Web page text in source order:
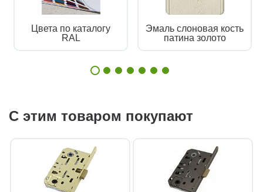
Цвета по каталогу
RAL
Эмаль слоновая кость
патина золото
С этим товаром покупают